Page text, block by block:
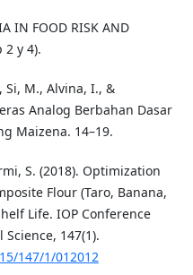
IN FOOD RISK AND
2 y 4).
Si, M., Alvina, I., &
Analog Berbahan Dasar
Maizena. 14–19.
S. (2018). Optimization
Flour (Taro, Banana,
Life. IOP Conference
147(1).
147/1/012012